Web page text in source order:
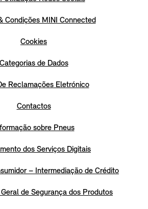
Condições MINI Connected
Cookies
Categorias de Dados
Reclamações Eletrónico
Contactos
sobre Pneus
dos Serviços Digitais
– Intermediação de Crédito
de Segurança dos Produtos